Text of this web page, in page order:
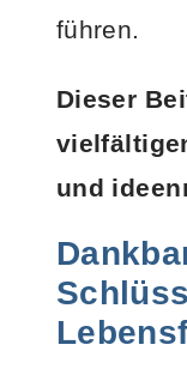
führen.
Dieser
und